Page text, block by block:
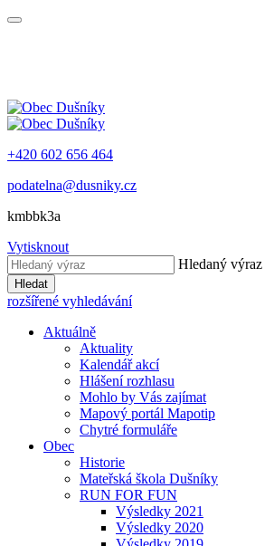
+420 602 656 464
podatelna@dusniky.cz
kmbbk3a
Vytisknout
Hledaný výraz
Hledat
rozšířené vyhledávání
Aktuálně
Aktuality
Kalendář akcí
Hlášení rozhlasu
Mohlo by Vás zajímat
Mapový portál Mapotip
Chytré formuláře
Obec
Historie
Mateřská škola Dušníky
RUN FOR FUN
Výsledky 2021
Výsledky 2020